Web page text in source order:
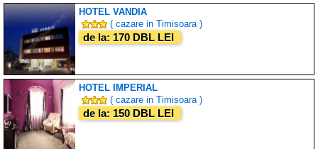
HOTEL VANDIA
( cazare in Timisoara )
de la: 170 DBL LEI
HOTEL IMPERIAL
( cazare in Timisoara )
de la: 150 DBL LEI